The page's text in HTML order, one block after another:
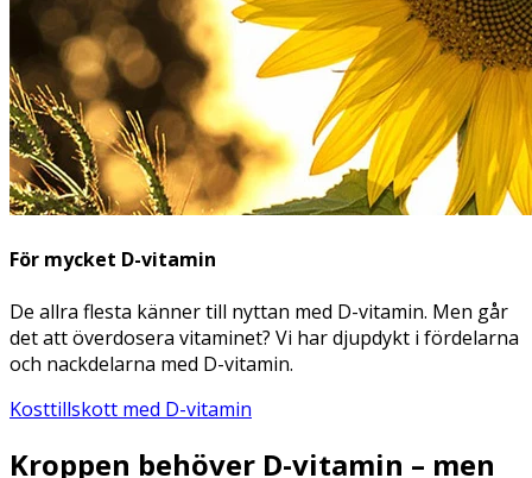
För mycket D-vitamin
De allra flesta känner till nyttan med D-vitamin. Men går
det att överdosera vitaminet? Vi har djupdykt i fördelarna
och nackdelarna med D-vitamin.
Kosttillskott med D-vitamin
Kroppen behöver D-vitamin – men